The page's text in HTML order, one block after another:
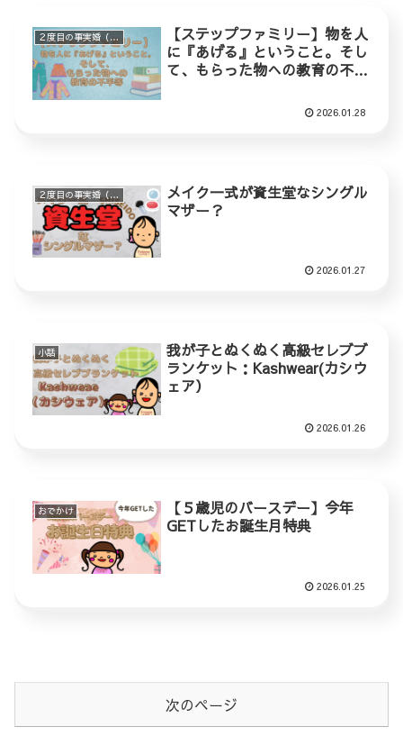
２度目の事実婚（ステップファミリー）
【ステップファミリー】物を人
に『あげる』ということ。そし
て、もらった物への教育の不平
2026.01.28
２度目の事実婚（ステップファミリー）
メイク一式が資生堂なシングル
マザー？
2026.01.27
小話
我が子とぬくぬく高級セレブブ
ランケット：Kashwear(カシウ
ェア）
2026.01.26
おでかけ
【５歳児のバースデー】今年
GETしたお誕生月特典
2026.01.25
次のページ